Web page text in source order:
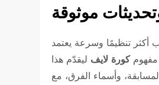
موثوقة
أكثر تنظيمًا وسرعة يعتمد
مفهومكورة لايف ليقدّم هذا
وأسماء الفرق، مع